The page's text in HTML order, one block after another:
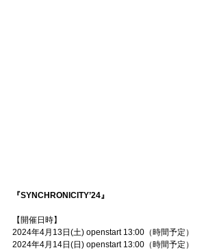
『SYNCHRONICITY’24』
【開催日時】
2024年4月13日(土) openstart 13:00（時間予定）
2024年4月14日(日) openstart 13:00（時間予定）